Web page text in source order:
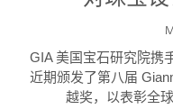
GIA 美国宝石研究院携
近期颁发了第八届
越奖，以表彰全